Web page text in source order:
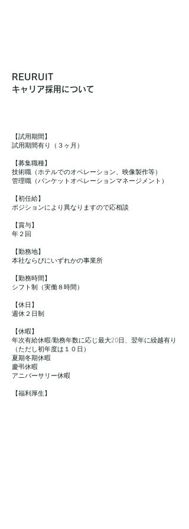
REURUIT
キャリア採用について
【試用期間】
試用期間有り（３ヶ月）
【募集職種】
技術職（ホテルでのオペレーション、映像製作等）
管理職（バンケットオペレーションマネージメント）
【初任給】
ポジションにより異なりますので応相談
【賞与】
年２回
【勤務地】
本社ならびにいずれかの事業所
【勤務時間】
シフト制（実働８時間）
【休日】
週休２日制
【休暇】
年次有給休暇/勤務年数に応じ最大20日、翌年に繰越有り
（ただし初年度は１０日）
夏期冬期休暇
慶弔休暇
アニバーサリー休暇
【福利厚生】